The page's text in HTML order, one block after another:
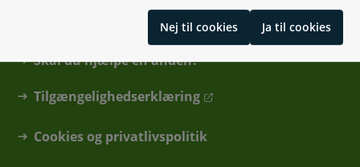
Nej til cookies Ja til cookies
Skal du hjælpe en anden?
Tilgængelighedserklæring
Cookies og privatlivspolitik